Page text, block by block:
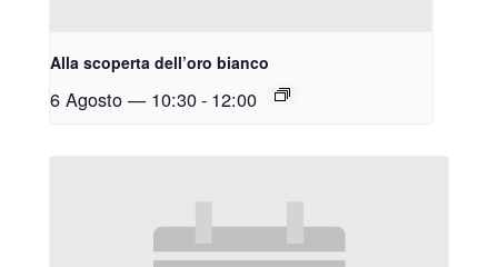
Alla scoperta dell’oro bianco
6 Agosto — 10:30- 12:00